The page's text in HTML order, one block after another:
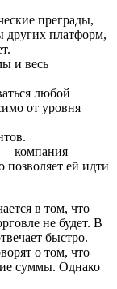
преграды,
других платформ,
и весь
любой
от уровня
компания
позволяет ей идти
в том, что
не будет. В
быстро.
о том, что
суммы. Однако